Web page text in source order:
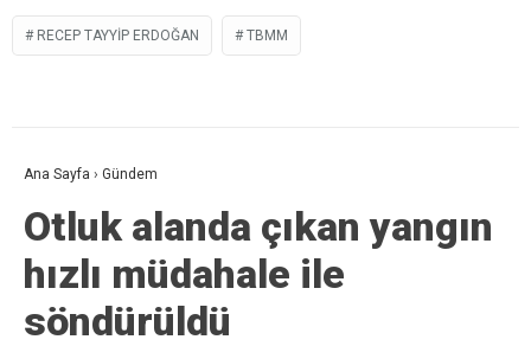
RECEP TAYYIP ERDOĞAN TBMM
Ana Sayfa › Gündem
Otluk alanda çıkan yangın
hızlı müdahale ile
söndürüldü